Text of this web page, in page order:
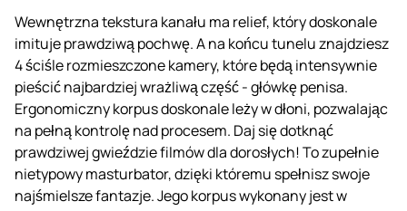
Wewnętrzna tekstura kanału ma relief, który doskonale
imituje prawdziwą pochwę. A na końcu tunelu znajdziesz
4 ściśle rozmieszczone kamery, które będą intensywnie
pieścić najbardziej wrażliwą część - główkę penisa.
Ergonomiczny korpus doskonale leży w dłoni, pozwalając
na pełną kontrolę nad procesem. Daj się dotknąć
prawdziwej gwieździe filmów dla dorosłych! To zupełnie
nietypowy masturbator, dzięki któremu spełnisz swoje
najśmielsze fantazje. Jego korpus wykonany jest w